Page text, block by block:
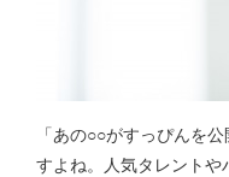
「あの○○がすっぴんを
すよね。人気タレント